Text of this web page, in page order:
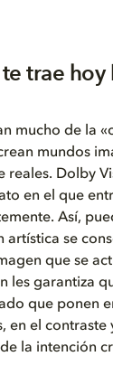
trae hoy
mucho de la
mundos
reales. Dolby
en el que
Así,
artística se
que se
les garantiza
que ponen
en el contraste
la intención